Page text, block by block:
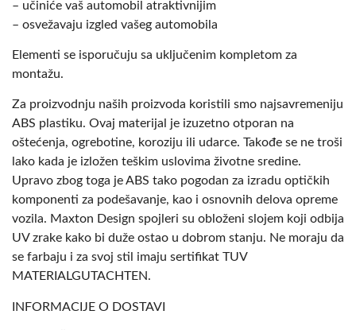
– učiniće vaš automobil atraktivnijim
– osvežavaju izgled vašeg automobila
Elementi se isporučuju sa uključenim kompletom za
montažu.
Za proizvodnju naših proizvoda koristili smo najsavremeniju
ABS plastiku. Ovaj materijal je izuzetno otporan na
oštećenja, ogrebotine, koroziju ili udarce. Takođe se ne troši
lako kada je izložen teškim uslovima životne sredine.
Upravo zbog toga je ABS tako pogodan za izradu optičkih
komponenti za podešavanje, kao i osnovnih delova opreme
vozila. Maxton Design spojleri su obloženi slojem koji odbija
UV zrake kako bi duže ostao u dobrom stanju. Ne moraju da
se farbaju i za svoj stil imaju sertifikat TUV
MATERIALGUTACHTEN.
INFORMACIJE O DOSTAVI